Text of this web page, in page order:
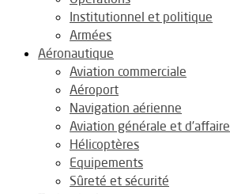
Institutionnel et politique
Armées
Aéronautique
Aviation commerciale
Aéroport
Navigation aérienne
Aviation générale et d’affaire
Hélicoptères
Equipements
Sûreté et sécurité